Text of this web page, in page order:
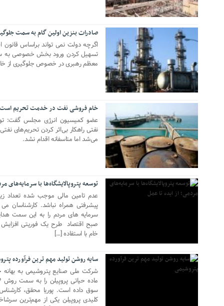
01 سپتامبر 2019
صادرات بنزین اولین گام به سمت
اگرچه دولت نمی تواند براساس قانون
تسهیل کردن ورود بخش خصوصی به
معظم رهبری در خصوص جلوگیری از
08 ژوئن 2019
خام فروشی نفت‌ در خدمت تحریم است
عضو کمیسیون انرژی مجلس گفت:
نفتی راهکار بی‌اثر کردن تحریم‌های
می‌شد اما متاسفانه اقدام نشد.
20 نوامبر 2018
توسعه پتروپالایشگاه‌ها با سرمایه‌های
عدم تامین مالی موجب شده تعداد
پیشرفتی همراه نباشد. کارشناسان
سرمایه های مردم را به این سمت
صبح اقتصاد طرح یک فوریتی افزایش
خام با استفاده […]
سایه روشن تولید مهم ترین فرآورده
شرکت ملی صنایع پتروشیمی به بهانه
سوق داده است. پوریا محقق،
کلیدی پروپیلن یکی از مهم‌ترین